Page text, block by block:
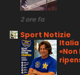
2 ore fa
Sport Notizie
Italia